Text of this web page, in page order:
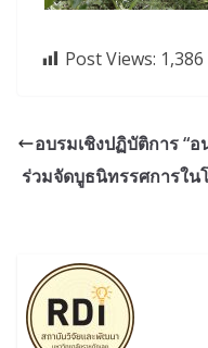
Post Views: 1,386
อบรมเชิงปฏิบัติการ “
ร่วมจัดบูธนิทรรศการใน